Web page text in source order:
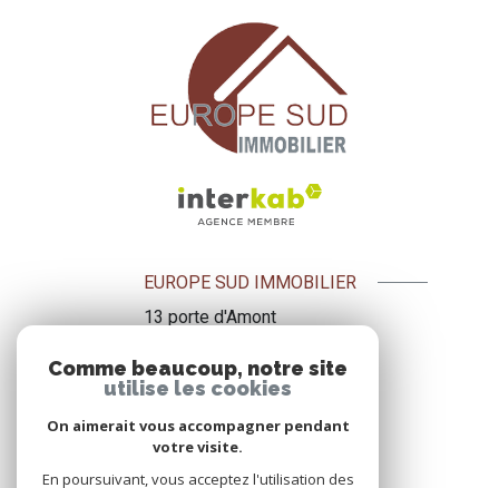
EUROPE SUD IMMOBILIER
13 porte d'Amont
+33 5 61 69 34 68
+33 6 72 47 10 13
esi.gougnot@wanadoo.fr
Comme beaucoup, notre site
utilise les cookies
On aimerait vous accompagner pendant
votre visite.
En poursuivant, vous acceptez l'utilisation des